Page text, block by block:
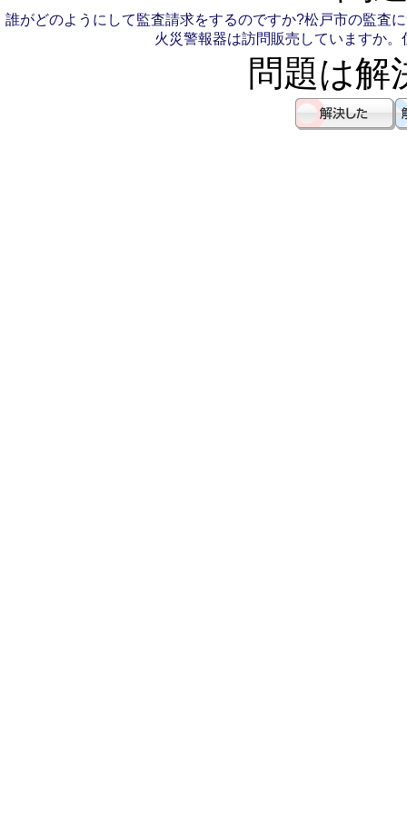
誰がどのようにして監査請求をするのですか?松戸市の監査
火災警報器は訪問販売していますか。
問題は解